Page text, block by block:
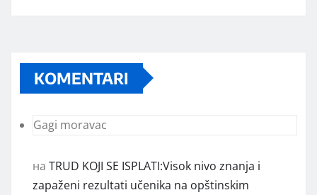
KOMENTARI
Gagi moravac
на TRUD KOJI SE ISPLATI:Visok nivo znanja i
zapaženi rezultati učenika na opštinskim